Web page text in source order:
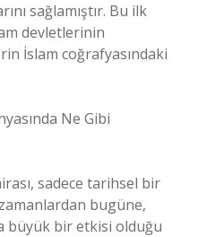
sağlamıştır. Bu ilk
devletlerinin
İslam coğrafyasındaki
Ne Gibi
sadece tarihsel bir
bugüne,
büyük bir etkisi olduğu